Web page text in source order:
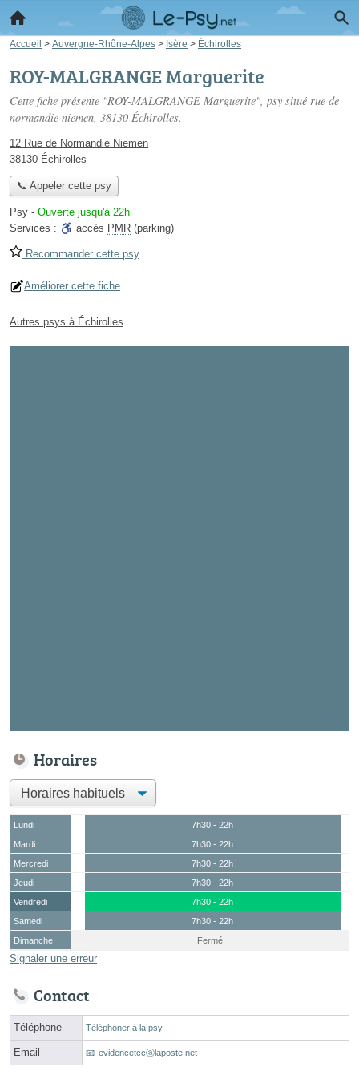
Accueil > Auvergne-Rhône-Alpes > Isère > Échirolles
ROY-MALGRANGE Marguerite
Cette fiche présente "ROY-MALGRANGE Marguerite", psy situé rue de
normandie niemen, 38130 Échirolles.
12 Rue de Normandie Niemen
38130 Échirolles
📞 Appeler cette psy
Psy - Ouverte jusqu'à 22h
Services :
accès PMR (parking)
Recommander cette psy
Améliorer cette fiche
Autres psys à Échirolles
Horaires
Lundi
7h30 - 22h
Mardi
7h30 - 22h
Mercredi
7h30 - 22h
Jeudi
7h30 - 22h
Vendredi
7h30 - 22h
Samedi
7h30 - 22h
Dimanche
Fermé
Signaler une erreur
Contact
Téléphone Téléphoner à la psy
Email evidencetccⓐlaposte.net